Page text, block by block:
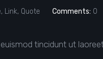
, Link, Quote Comments: 0
tincidunt ut